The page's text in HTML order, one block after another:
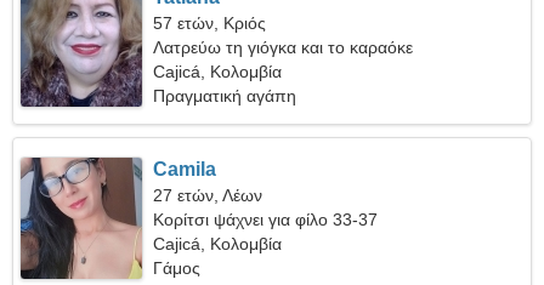
57 ετών, Κριός
Λατρεύω τη γιόγκα και το καραόκε
Cajicá, Κολομβία
Πραγματική αγάπη
Camila
27 ετών, Λέων
Κορίτσι ψάχνει για φίλο 33-37
Cajicá, Κολομβία
Γάμος